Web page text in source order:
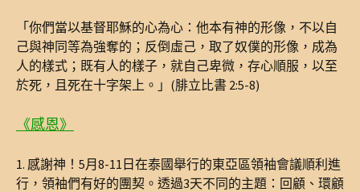
「你們當以基督耶穌的心為心：他本有神的形像，不以自
己與神同等為強奪的；反倒虛己，取了奴僕的形像，成為
人的樣式；既有人的樣子，就自己卑微，存心順服，以至
於死，且死在十字架上。」(腓立比書 2:5-8)
《感恩》
1. 感謝神！5月8-11日在泰國舉行的東亞區領袖會議順利進
行，領袖們有好的團契。透過3天不同的主題：回顧、環顧